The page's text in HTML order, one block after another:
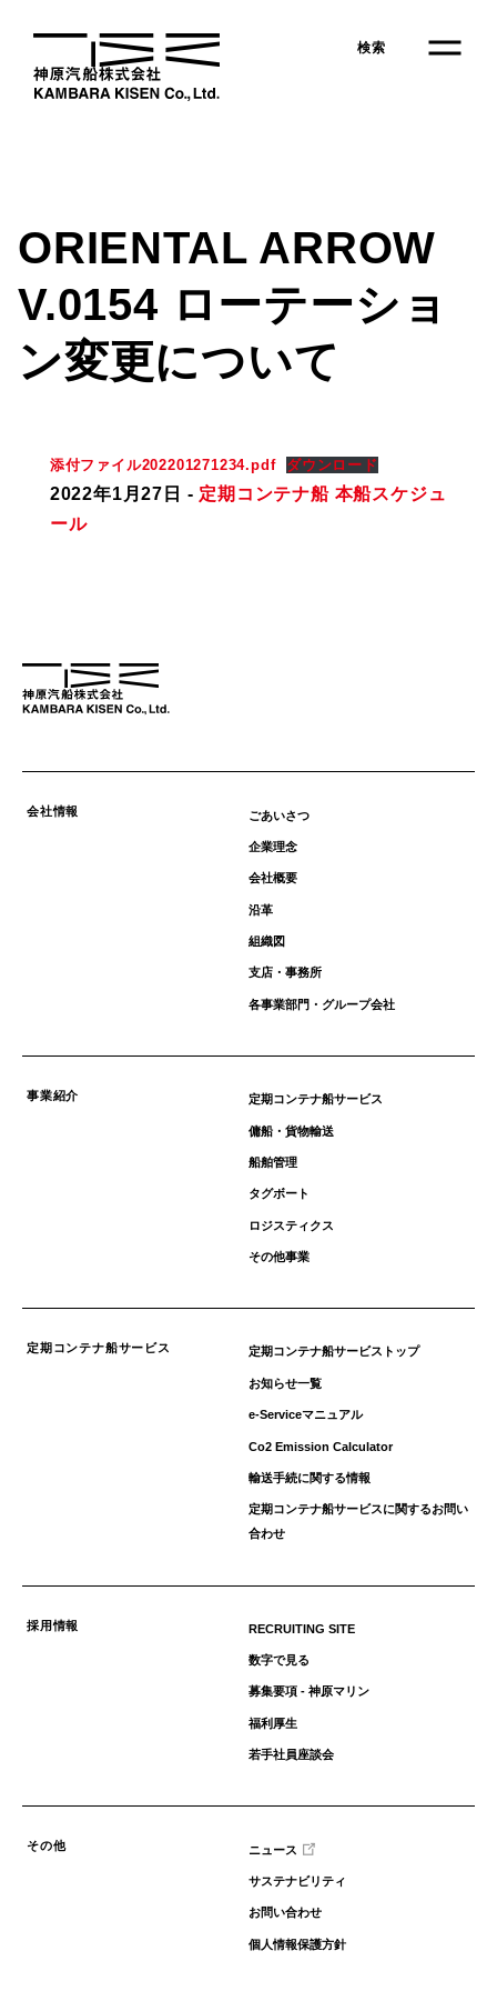
content
検索
会社情報
定期コンテナ船サービス
採用情報
ORIENTAL ARROW
V.0154 ローテーショ
ン変更について
添付ファイル202201271234.pdf ダウンロード
2022年1月27日 - 定期コンテナ船 本船スケジュ
ール
会社情報 ごあいさつ
企業理念
会社概要
沿革
組織図
支店・事務所
各事業部門・グループ会社
事業紹介 定期コンテナ船サービス
傭船・貨物輸送
船舶管理
タグボート
ロジスティクス
その他事業
定期コンテナ船サービス 定期コンテナ船サービストップ
お知らせ一覧
e-Serviceマニュアル
Co2 Emission Calculator
輸送手続に関する情報
定期コンテナ船サービスに関するお問い
合わせ
採用情報 RECRUITING SITE
数字で見る
募集要項 - 神原マリン
福利厚生
若手社員座談会
その他 ニュース
サステナビリティ
お問い合わせ
個人情報保護方針